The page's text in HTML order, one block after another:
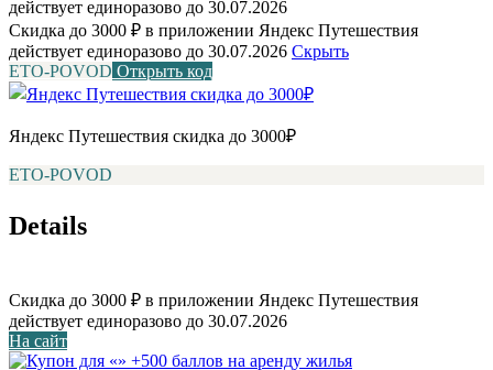
действует единоразово до 30.07.2026
Скидка до 3000 ₽ в приложении Яндекс Путешествия
действует единоразово до 30.07.2026 Скрыть
ETO-POVOD Открыть код
Яндекс Путешествия скидка до 3000₽
ETO-POVOD
Details
Скидка до 3000 ₽ в приложении Яндекс Путешествия
действует единоразово до 30.07.2026
На сайт